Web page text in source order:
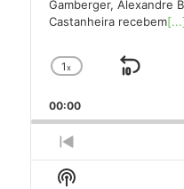
Gamberger, Alexandre
Castanheira recebem
Change
Rate
1x
Skip
00:00
Previous
Episode
Show